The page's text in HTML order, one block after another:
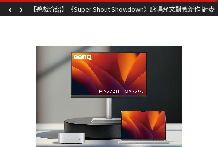
【遊戲介紹】《Super Shout Showdown》詠唱咒文對戰新作 對麥
克風唸咒可自訂咒文越長越強
‹ ›